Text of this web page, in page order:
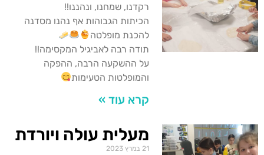
רקדנו, שמחנו, ונהננו!!
הכיתות הגבוהות אף נהנו מסדנה
להכנת מופלטה
תודה רבה לאביגיל המקסימה!!
על ההשקעה הרבה, ההפקה
והמופלטות הטעימות
קרא עוד »
מעלית עולה ויורדת
21 במרץ 2023